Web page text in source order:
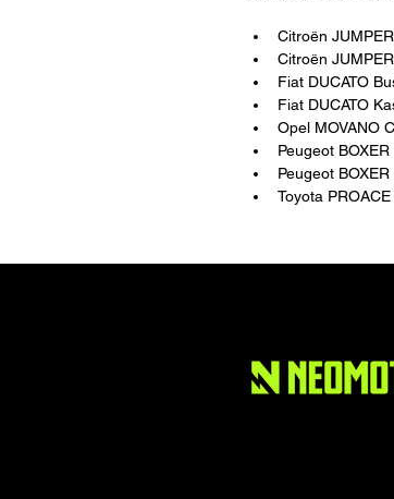
Citroën
Citroën
Fiat DUCATO
Fiat DUCATO
Opel MOVANO
Peugeot BOXER
Peugeot BOXER
Toyota